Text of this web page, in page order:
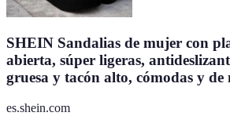
SHEIN Sandalias de mujer con
abierta, súper ligeras,
gruesa y tacón alto, cómodas y de
es.shein.com